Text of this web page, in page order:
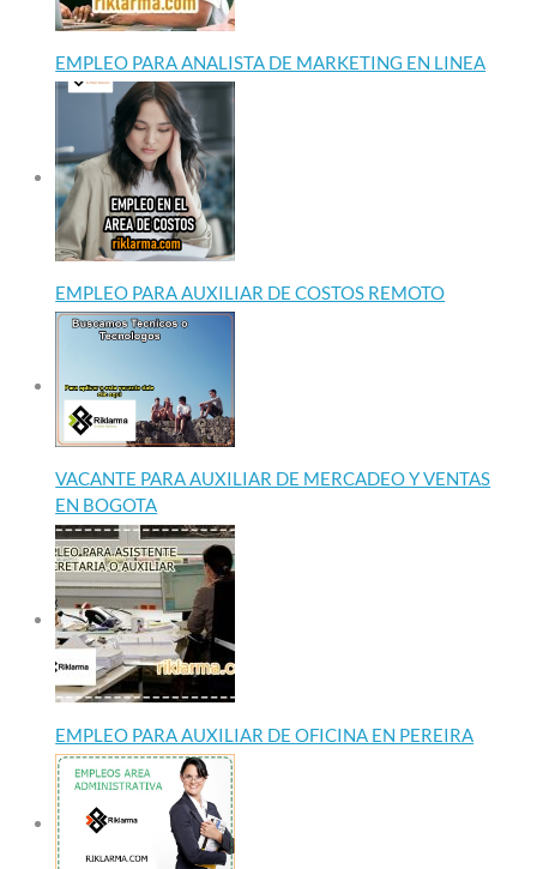
EMPLEO PARA ANALISTA DE MARKETING EN LINEA
EMPLEO PARA AUXILIAR DE COSTOS REMOTO
VACANTE PARA AUXILIAR DE MERCADEO Y VENTAS
EN BOGOTA
EMPLEO PARA AUXILIAR DE OFICINA EN PEREIRA